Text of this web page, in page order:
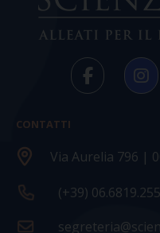
CONTATTI
Via Aurelia 796 |
(+39)